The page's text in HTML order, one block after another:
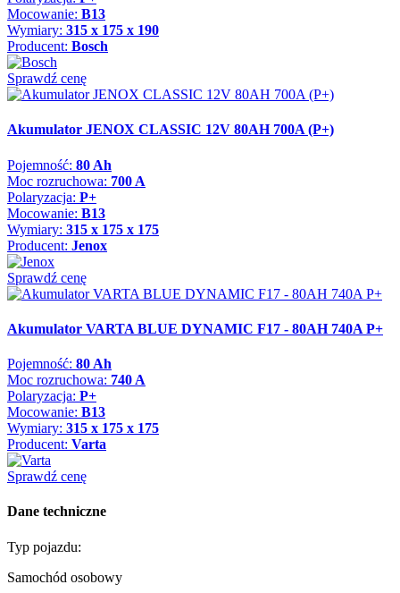
Mocowanie: B13
Wymiary: 315 x 175 x 190
Producent: Bosch
Sprawdź cenę
Akumulator JENOX CLASSIC 12V 80AH 700A (P+)
Pojemność: 80 Ah
Moc rozruchowa: 700 A
Polaryzacja: P+
Mocowanie: B13
Wymiary: 315 x 175 x 175
Producent: Jenox
Sprawdź cenę
Akumulator VARTA BLUE DYNAMIC F17 - 80AH 740A P+
Pojemność: 80 Ah
Moc rozruchowa: 740 A
Polaryzacja: P+
Mocowanie: B13
Wymiary: 315 x 175 x 175
Producent: Varta
Sprawdź cenę
Dane techniczne
Typ pojazdu:
Samochód osobowy